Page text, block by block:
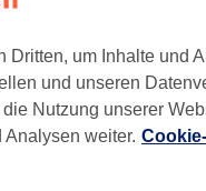
um Inhalte und
und unseren
Nutzung unserer
weiter. Cookie-